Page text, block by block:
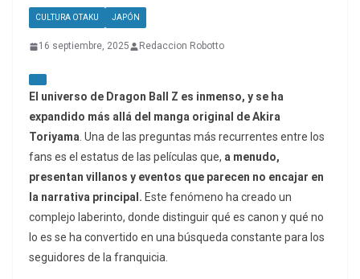
CULTURA OTAKU JAPÓN
16 septiembre, 2025 Redaccion Robotto
El universo de Dragon Ball Z es inmenso, y se ha
expandido más allá del manga original de Akira
Toriyama . Una de las preguntas más recurrentes entre los
fans es el estatus de las películas que, a menudo,
presentan villanos y eventos que parecen no encajar en
la narrativa principal. Este fenómeno ha creado un
complejo laberinto, donde distinguir qué es canon y qué no
lo es se ha convertido en una búsqueda constante para los
seguidores de la franquicia.